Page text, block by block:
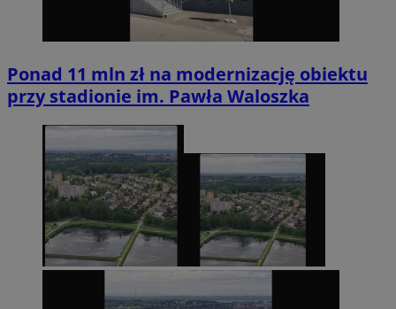
Ponad 11 mln zł na modernizację obiektu
przy stadionie im. Pawła Waloszka